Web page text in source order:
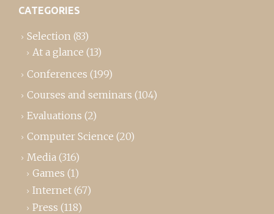
CATEGORIES
Selection (83)
At a glance (13)
Conferences (199)
Courses and seminars (104)
Evaluations (2)
Computer Science (20)
Media (316)
Games (1)
Internet (67)
Press (118)